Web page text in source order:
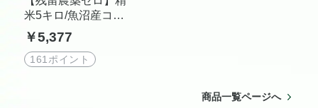
米5キロ/魚沼産コシ
ヒカリ/棚田米
￥5,377
161ポイント
商品一覧ページへ